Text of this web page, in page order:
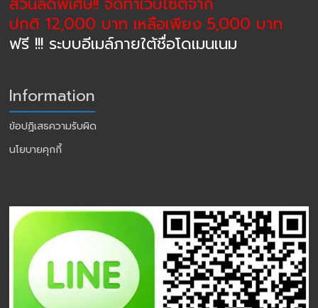
ปกติ 12,000 บาท เหลือเพียง 5,000 บาท
ฟรี !!! ระบบอีเมล์ภายใต้ชื่อโดเมนเนม
Information
ข้อปฏิเสธความรับผิด
นโยบายคุกกี้